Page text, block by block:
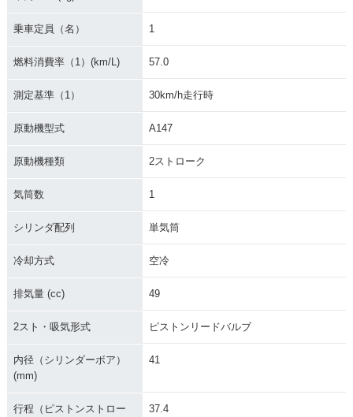
乗車定員（名） 1
燃料消費率（1）(km/L) 57.0
測定基準（1） 30km/h走行時
原動機型式 A147
原動機種類 2ストローク
気筒数 1
シリンダ配列 単気筒
冷却方式 空冷
排気量 (cc) 49
2スト・吸気形式 ピストンリードバルブ
内径（シリンダーボア）
(mm)
41
行程（ピストンストロー
37.4